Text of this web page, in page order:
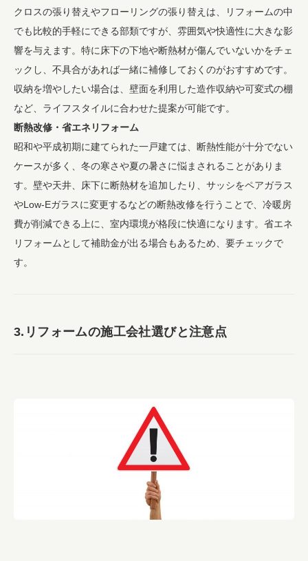
クロスの張り替えやフローリングの張り替えは、リフォームの中
でも比較的手軽にできる部類ですが、雰囲気や快適性に大きな影
響を与えます。特に床下の下地や断熱材が傷んでいないかをチェ
ックし、不具合があれば一緒に補修しておくのがおすすめです。
収納を増やしたい場合は、壁面を利用した造作収納や可変式の棚
など、ライフスタイルに合わせた提案が可能です。
断熱改修・省エネリフォーム
昭和や平成初期に建てられた一戸建ては、断熱性能が十分でない
ケースが多く、冬の寒さや夏の暑さに悩まされることがありま
す。壁や天井、床下に断熱材を追加したり、サッシをペアガラス
やLow-Eガラスに変更するなどの断熱改修を行うことで、冷暖房
費が削減できる上に、室内環境が格段に快適になります。省エネ
リフォームとして補助金が出る場合もあるため、要チェックで
す。
3.リフォームの施工会社選びと注意点